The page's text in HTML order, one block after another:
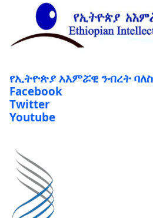
Facebook
Twitter
Youtube